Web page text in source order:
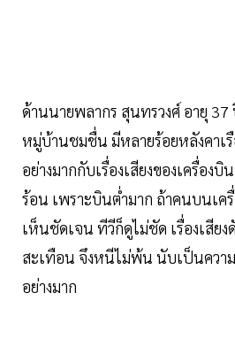
ด้านนายพลากร สุนทรวงศ์ อายุ 37
หมู่บ้านชมชื่น มีหลายร้อยหลังคาเ
อย่างมากกับเรื่องเสียงของเครื่องบิ
ร้อน เพราะบินต่ำมาก ถ้าคนบนเค
เห็นชัดเจน ทีวีก็ดูไม่ชัด เรื่องเสียง
สะเทือน จึงหนีไม่พ้น นับเป็นควา
อย่างมาก